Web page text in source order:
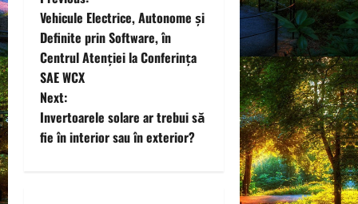
o
s
t
n
Vehicule Electrice, Autonome și
Definite prin Software, în
Centrul Atenției la Conferința
SAE WCX
Next:
Invertoarele solare ar trebui să
fie în interior sau în exterior?